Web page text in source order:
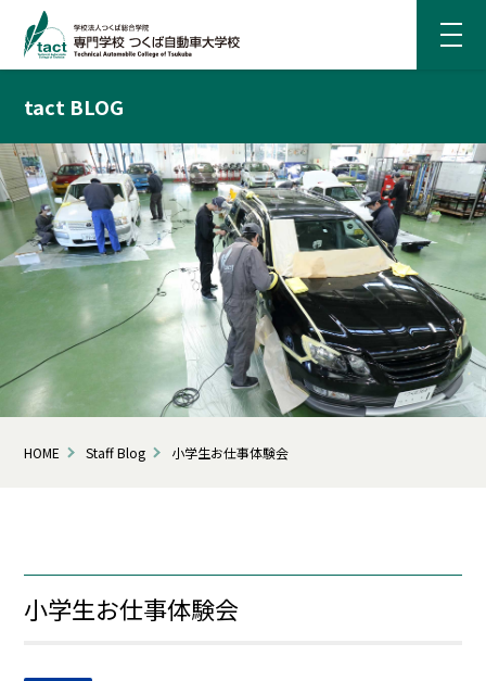
tact BLOG
HOME Staff Blog 小学生お仕事体験会
小学生お仕事体験会